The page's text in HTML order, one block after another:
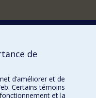
de
d’améliorer et de
Certains témoins
et la